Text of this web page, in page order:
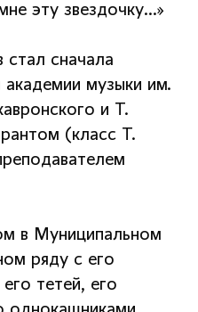
эту звездочку…»
сначала
музыки им.
и Т.
(класс Т.
в Муниципальном
ряду с его
тетей, его